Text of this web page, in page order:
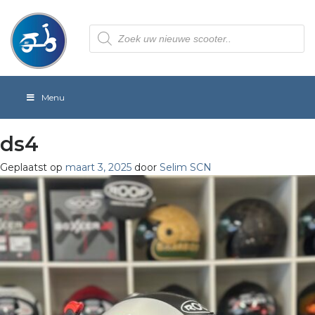
Producten
zoeken
Menu
ds4
Geplaatst op maart 3, 2025 door Selim SCN